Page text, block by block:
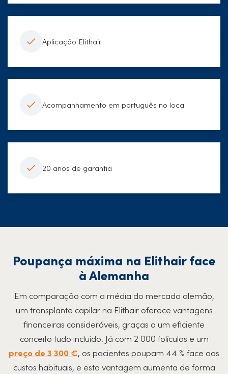
Aplicação Elithair
Acompanhamento em português no local
20 anos de garantia
Poupança máxima na Elithair face
à Alemanha
Em comparação com a média do mercado alemão,
um transplante capilar na Elithair oferece vantagens
financeiras consideráveis, graças a um eficiente
conceito tudo incluído. Já com 2 000 folículos e um
preço de 3 300 €, os pacientes poupam 44 % face aos
custos habituais, e esta vantagem aumenta de forma